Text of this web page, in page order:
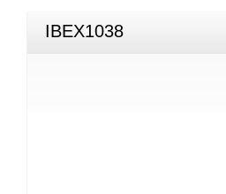
IBEX1038